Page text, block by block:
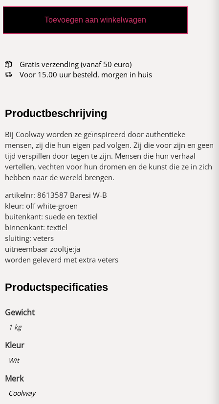
Toevoegen aan winkelwagen
Gratis verzending (vanaf 50 euro)
Voor 15.00 uur besteld, morgen in huis
Productbeschrijving
Bij Coolway worden ze geïnspireerd door authentieke
mensen, zij die hun eigen pad volgen. Zij die voor zijn en geen
tijd verspillen door tegen te zijn. Mensen die hun verhaal
vertellen, vechten voor hun dromen en de kunst die ze in zich
hebben naar de wereld brengen.
artikelnr: 8613587 Baresi W-B
kleur: off white-groen
buitenkant: suede en textiel
binnenkant: textiel
sluiting: veters
uitneembaar zooltje:ja
worden geleverd met extra veters
Productspecificaties
Gewicht
1 kg
Kleur
Wit
Merk
Coolway